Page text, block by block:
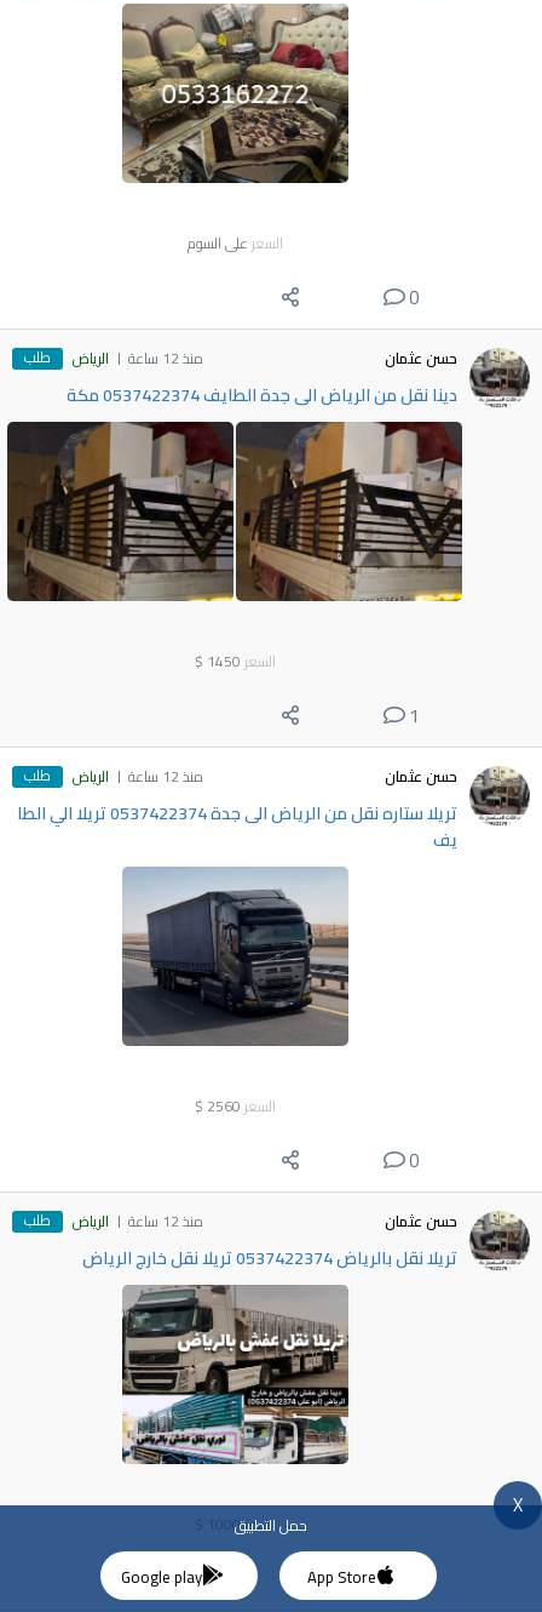
السعر على السوم
0
حسن عثمان منذ 12 ساعة الرياض طلب
دينا نقل من الرياض الى جدة الطايف 0537422374 مكة
السعر 1450
$
1
حسن عثمان منذ 12 ساعة الرياض طلب
تريلا ستاره نقل من الرياض الى جدة 0537422374 تريلا الي الطا
يف
السعر 2560
$
0
حسن عثمان منذ 12 ساعة الرياض طلب
تريلا نقل بالرياض 0537422374 تريلا نقل خارج الرياض
السعر1000
X
حمل التطبيق
App Store
Google play